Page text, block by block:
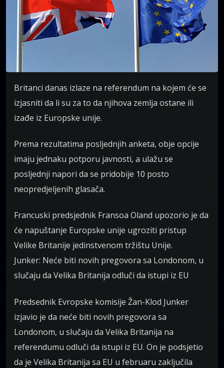
Britanci danas izlaze na referendum na kojem će se
izjasniti da li su za to da njihova zemlja ostane ili
izađe iz Europske unije.
Prema rezultatima posljednjih anketa, obje opcije
imaju jednaku potporu javnosti, a ulažu se
posljednji napori da se pridobije 10 posto
neopredjeljenih glasača.
Francuski predsjednik Fransoa Oland upozorio je da
će napuštanje Europske unije ugroziti pristup
Velike Britanije jedinstvenom tržištu Unije.
Junker: Neće biti novih pregovora sa Londonom, u
slučaju da Velika Britanija odluči da istupi iz EU
Predsednik Evropske komisije Žan-Klod Junker
izjavio je da neće biti novih pregovora sa
Londonom, u slučaju da Velika Britanija na
referendumu odluči da istupi iz EU. On je podsjetio
da je Velika Britanija sa EU u februaru zaključila